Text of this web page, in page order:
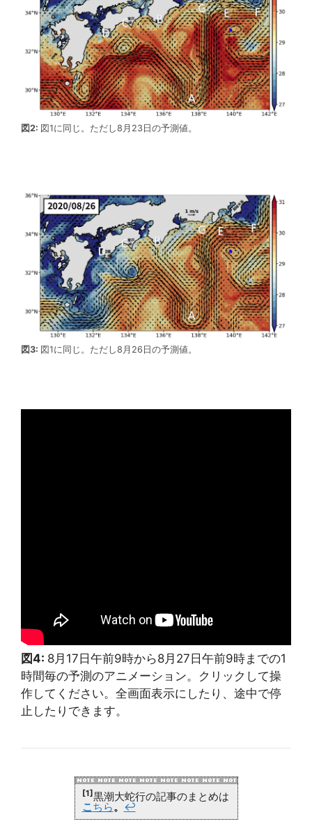
図2: 図1に同じ。ただし8月23日の予測値。
図3: 図1に同じ。ただし8月26日の予測値。
図4: 8月17日午前9時から8月27日午前9時までの1
時間毎の予測のアニメーション。クリックして操
作してください。全画面表示にしたり、途中で停
止したりできます。
[1] 黒潮大蛇行の記事のまとめは
こちら。 ↩